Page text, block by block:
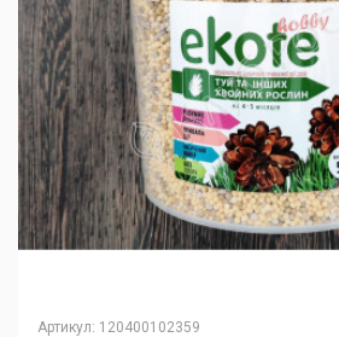
Артикул: 120400102359